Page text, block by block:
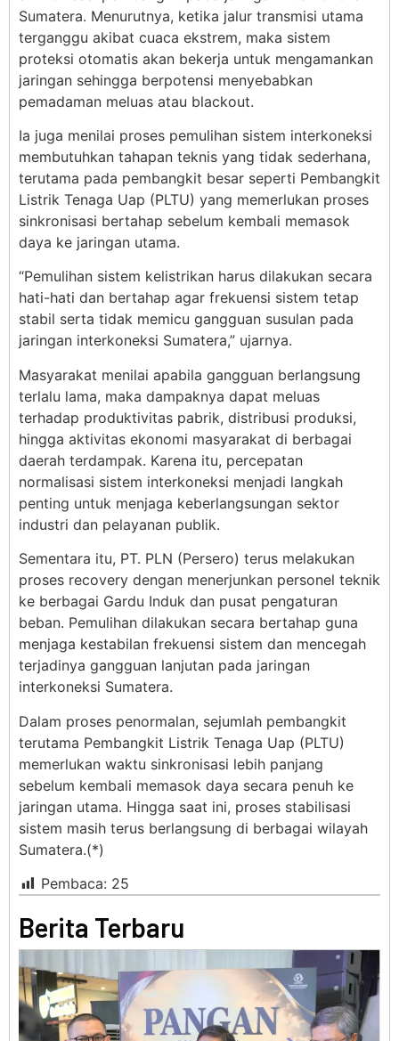
Sumatera. Menurutnya, ketika jalur transmisi utama
terganggu akibat cuaca ekstrem, maka sistem
proteksi otomatis akan bekerja untuk mengamankan
jaringan sehingga berpotensi menyebabkan
pemadaman meluas atau blackout.
Ia juga menilai proses pemulihan sistem interkoneksi
membutuhkan tahapan teknis yang tidak sederhana,
terutama pada pembangkit besar seperti Pembangkit
Listrik Tenaga Uap (PLTU) yang memerlukan proses
sinkronisasi bertahap sebelum kembali memasok
daya ke jaringan utama.
“Pemulihan sistem kelistrikan harus dilakukan secara
hati-hati dan bertahap agar frekuensi sistem tetap
stabil serta tidak memicu gangguan susulan pada
jaringan interkoneksi Sumatera,” ujarnya.
Masyarakat menilai apabila gangguan berlangsung
terlalu lama, maka dampaknya dapat meluas
terhadap produktivitas pabrik, distribusi produksi,
hingga aktivitas ekonomi masyarakat di berbagai
daerah terdampak. Karena itu, percepatan
normalisasi sistem interkoneksi menjadi langkah
penting untuk menjaga keberlangsungan sektor
industri dan pelayanan publik.
Sementara itu, PT. PLN (Persero) terus melakukan
proses recovery dengan menerjunkan personel teknik
ke berbagai Gardu Induk dan pusat pengaturan
beban. Pemulihan dilakukan secara bertahap guna
menjaga kestabilan frekuensi sistem dan mencegah
terjadinya gangguan lanjutan pada jaringan
interkoneksi Sumatera.
Dalam proses penormalan, sejumlah pembangkit
terutama Pembangkit Listrik Tenaga Uap (PLTU)
memerlukan waktu sinkronisasi lebih panjang
sebelum kembali memasok daya secara penuh ke
jaringan utama. Hingga saat ini, proses stabilisasi
sistem masih terus berlangsung di berbagai wilayah
Sumatera.(*)
Pembaca: 25
Berita Terbaru